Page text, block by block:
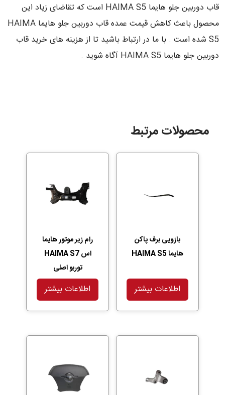
قاب دوربین جلو هایما HAIMA S5 است که تقاضای زیاد این
محصول باعث کاهش قیمت عمده قاب دوربین جلو هایما HAIMA
S5 شده است . با ما در ارتباط باشید تا از هزینه های خرید قاب
دوربین جلو هایما HAIMA S5 آگاه شوید .
محصولات مرتبط
بازویی برف پاکن
هایما HAIMA S5
اطلاعات بیشتر
رام زیر موتور هایما
اس HAIMA S7
توربو اصلی
اطلاعات بیشتر